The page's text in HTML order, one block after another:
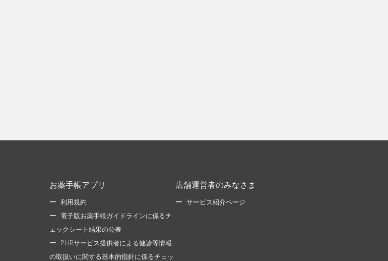
お薬手帳アプリ
利用規約
電子版お薬手帳ガイドラインに係るチ
ェックシート結果の公表
PHRサービス提供者による健診等情報
の取扱いに関する基本的指針に係るチェッ
店舗運営者のみなさま
サービス紹介ページ